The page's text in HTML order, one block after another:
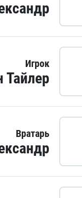
Игрок
Тайлер
Вратарь